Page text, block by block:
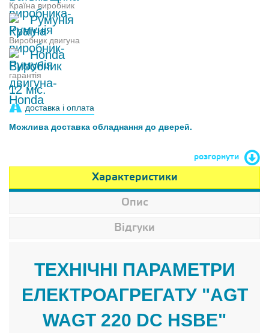
Країна виробник
Румунія
Виробник двигуна
Honda
гарантія
12 міс.
доставка і оплата
Можлива доставка обладнання до дверей.
розгорнути
Характеристики
Опис
Відгуки
ТЕХНІЧНІ ПАРАМЕТРИ
ЕЛЕКТРОАГРЕГАТУ "AGT
WAGT 220 DC HSBE"